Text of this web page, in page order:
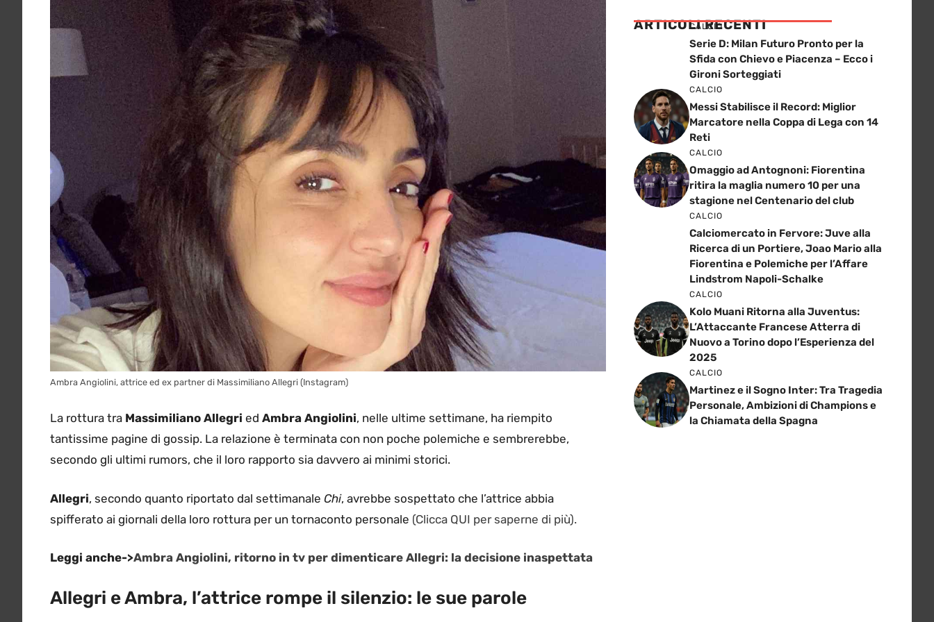
Ambra Angiolini, attrice ed ex partner di Massimiliano Allegri (Instagram)
La rottura tra Massimiliano Allegri ed Ambra Angiolini, nelle ultime settimane, ha riempito
tantissime pagine di gossip. La relazione è terminata con non poche polemiche e sembrerebbe,
secondo gli ultimi rumors, che il loro rapporto sia davvero ai minimi storici.
Allegri, secondo quanto riportato dal settimanale Chi, avrebbe sospettato che l’attrice abbia
spifferato ai giornali della loro rottura per un tornaconto personale (Clicca QUI per saperne di più).
Leggi anche->Ambra Angiolini, ritorno in tv per dimenticare Allegri: la decisione inaspettata
Allegri e Ambra, l’attrice rompe il silenzio: le sue parole
ARTICOLI RECENTI
CALCIO
Serie D: Milan Futuro Pronto per la
Sfida con Chievo e Piacenza – Ecco i
Gironi Sorteggiati
CALCIO
Messi Stabilisce il Record: Miglior
Marcatore nella Coppa di Lega con 14
Reti
CALCIO
Omaggio ad Antognoni: Fiorentina
ritira la maglia numero 10 per una
stagione nel Centenario del club
CALCIO
Calciomercato in Fervore: Juve alla
Ricerca di un Portiere, Joao Mario alla
Fiorentina e Polemiche per l’Affare
Lindstrom Napoli-Schalke
CALCIO
Kolo Muani Ritorna alla Juventus:
L’Attaccante Francese Atterra di
Nuovo a Torino dopo l’Esperienza del
2025
CALCIO
Martinez e il Sogno Inter: Tra Tragedia
Personale, Ambizioni di Champions e
la Chiamata della Spagna